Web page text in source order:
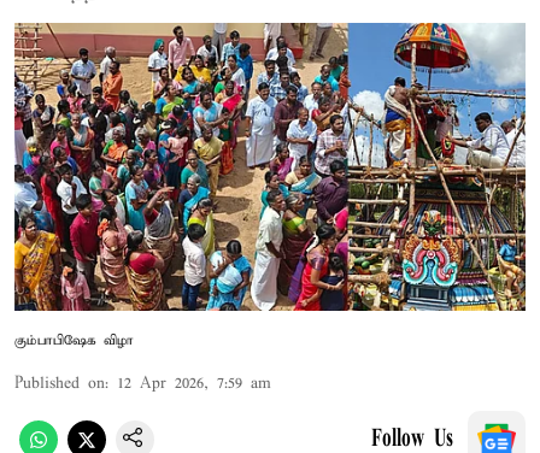
கும்பாபிஷேக விழா
Published on: 12 Apr 2026, 7:59 am
Follow Us